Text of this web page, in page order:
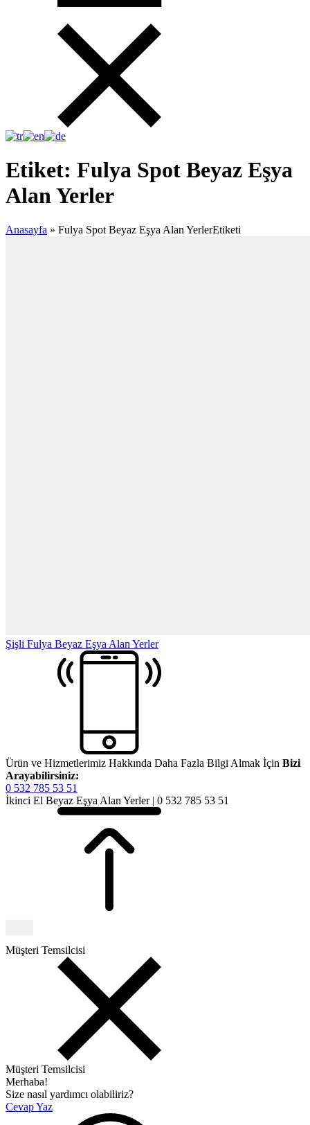
Etiket: Fulya Spot Beyaz Eşya
Alan Yerler
Anasayfa » Fulya Spot Beyaz Eşya Alan YerlerEtiketi
Şişli Fulya Beyaz Eşya Alan Yerler
Ürün ve Hizmetlerimiz Hakkında Daha Fazla Bilgi Almak İçin Bizi
Arayabilirsiniz:
0 532 785 53 51
İkinci El Beyaz Eşya Alan Yerler | 0 532 785 53 51
Müşteri Temsilcisi
Müşteri Temsilcisi
Merhaba!
Size nasıl yardımcı olabiliriz?
Cevap Yaz